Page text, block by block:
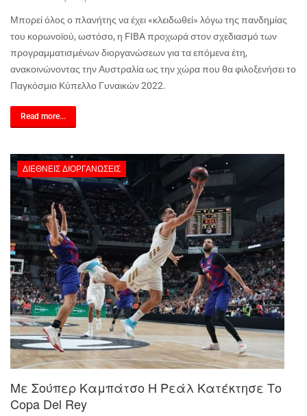
Μπορεί όλος ο πλανήτης να έχει «κλειδωθεί» λόγω της πανδημίας
του κορωνοϊού, ωστόσο, η FIBAπροχωρά στον σχεδιασμό των
προγραμματισμένων διοργανώσεων για τα επόμενα έτη,
ανακοινώνοντας την Αυστραλία ως την χώρα που θα φιλοξενήσει το
Παγκόσμιο Κύπελλο Γυναικών 2022.
Read more...
ΔΙΕΘΝΕΊΣ ΔΙΟΡΓΑΝΏΣΕΙΣ
Με Σούπερ Καμπάτσο Η Ρεάλ Κατέκτησε Το
Copa Del Rey